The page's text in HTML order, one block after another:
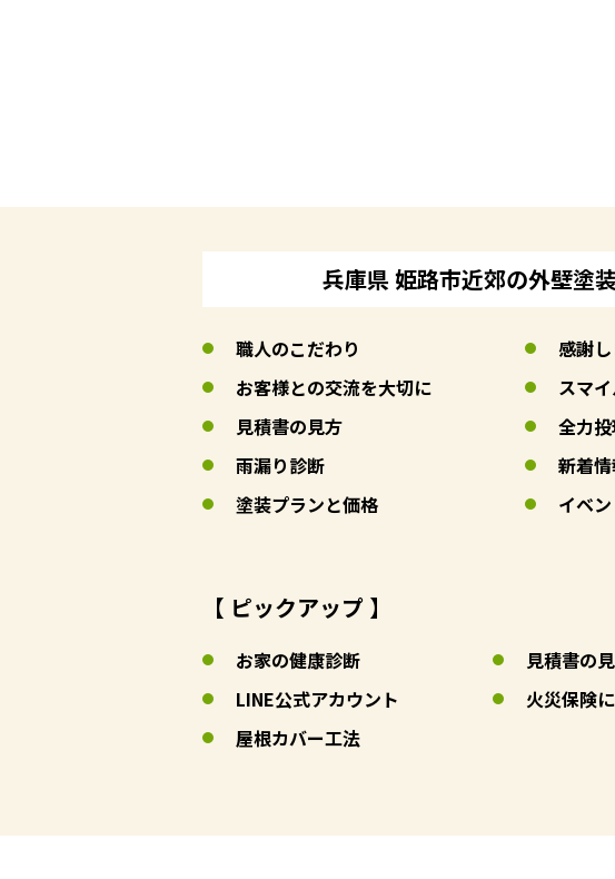
兵庫県 姫路市近郊の外壁塗
職人のこだわり
お客様との交流を大切に
見積書の見方
雨漏り診断
塗装プランと価格
感謝
スマ
全力
新着
イベ
【 ピックアップ 】
お家の健康診断
LINE公式アカウント
屋根カバー工法
見積書の
火災保険